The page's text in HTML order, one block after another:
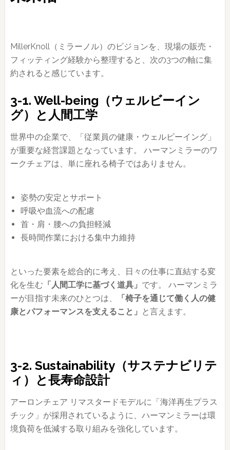
MillerKnoll（ミラーノル）のビジョンを、現場の販売・
フィッティング経験から整理すると、次の3つの軸に集
約されると感じています。
3-1. Well-being（ウェルビーイン
グ）と人間工学
世界中の企業で、「従業員の健康・ウェルビーイング」
が重要な経営課題となっています。 ハーマンミラーのワ
ークチェアは、単に座れる椅子ではありません。
姿勢の安定とサポート
呼吸や血流への配慮
首・肩・腰への負担軽減
長時間作業における集中力維持
といった要素を総合的に考え、日々の仕事に直結する変
化を生む 「人間工学に基づく道具」 です。 ハーマンミラ
ーが目指す未来のひとつは、
「椅子を通じて働く人の健
康とパフォーマンスを支えること」
と言えます。
3-2. Sustainability（サステナビリテ
ィ）と長寿命設計
アーロンチェア リマスタードモデルに「海洋再生プラス
チック」が採用されているように、ハーマンミラーは環
境負荷を低減する取り組みを強化しています。